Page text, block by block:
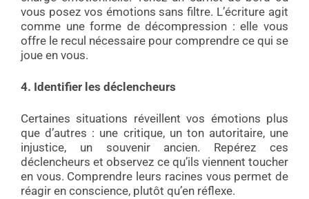
vous posez vos émotions sans filtre. L’écriture agit
comme une forme de décompression : elle vous
offre le recul nécessaire pour comprendre ce qui se
joue en vous.
4. Identifier les déclencheurs
Certaines situations réveillent vos émotions plus
que d’autres : une critique, un ton autoritaire, une
injustice, un souvenir ancien. Repérez ces
déclencheurs et observez ce qu’ils viennent toucher
en vous. Comprendre leurs racines vous permet de
réagir en conscience, plutôt qu’en réflexe.